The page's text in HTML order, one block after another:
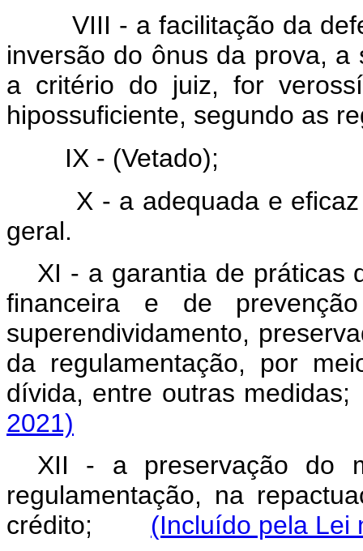
VIII - a facilitação da
inversão do ônus da prova,
a critério do juiz, for
hipossuficiente, segundo as
IX - (Vetado);
X - a adequada e
geral.
XI - a garantia de práticas
financeira e de
superendividamento,
da regulamentação, por
dívida, entre outras
2021)
XII - a preservação do
regulamentação, na
crédito; (Incluído pela Lei